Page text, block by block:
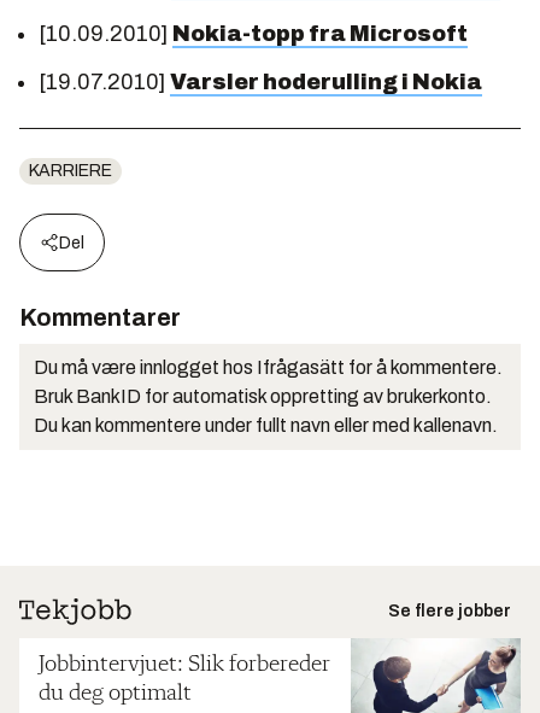
[10.09.2010] Nokia-topp fra Microsoft
[19.07.2010] Varsler hoderulling i Nokia
KARRIERE
Del
Kommentarer
Du må være innlogget hos Ifrågasätt for å kommentere.
Bruk BankID for automatisk oppretting av brukerkonto.
Du kan kommentere under fullt navn eller med kallenavn.
Se flere jobber
Jobbintervjuet: Slik forbereder
du deg optimalt